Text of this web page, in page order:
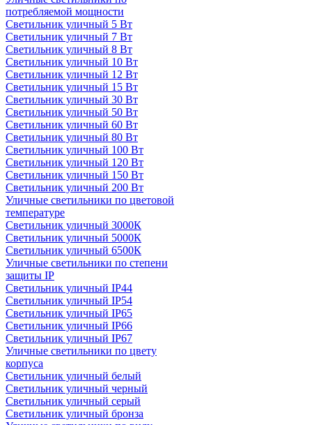
потребляемой мощности
Светильник уличный 5 Вт
Светильник уличный 7 Вт
Светильник уличный 8 Вт
Светильник уличный 10 Вт
Светильник уличный 12 Вт
Светильник уличный 15 Вт
Светильник уличный 30 Вт
Светильник уличный 50 Вт
Светильник уличный 60 Вт
Светильник уличный 80 Вт
Светильник уличный 100 Вт
Светильник уличный 120 Вт
Светильник уличный 150 Вт
Светильник уличный 200 Вт
Уличные светильники по цветовой
температуре
Cветильник уличный 3000К
Cветильник уличный 5000К
Cветильник уличный 6500К
Уличные светильники по степени
защиты IP
Светильник уличный IP44
Светильник уличный IP54
Светильник уличный IP65
Светильник уличный IP66
Светильник уличный IP67
Уличные светильники по цвету
корпуса
Светильник уличный белый
Светильник уличный черный
Светильник уличный серый
Светильник уличный бронза